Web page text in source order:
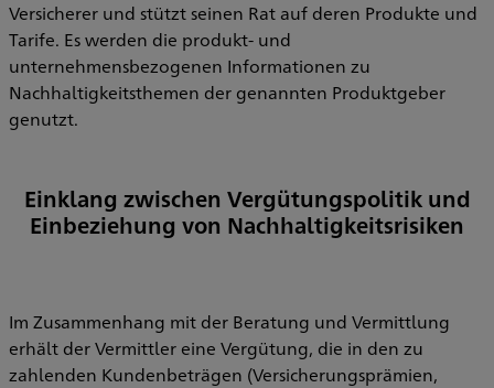
Versicherer und stützt seinen Rat auf deren Produkte und
Tarife. Es werden die produkt- und
unternehmensbezogenen Informationen zu
Nachhaltigkeitsthemen der genannten Produktgeber
genutzt.
Einklang zwischen Vergütungspolitik und
Einbeziehung von Nachhaltigkeitsrisiken
Im Zusammenhang mit der Beratung und Vermittlung
erhält der Vermittler eine Vergütung, die in den zu
zahlenden Kundenbeträgen (Versicherungsprämien,